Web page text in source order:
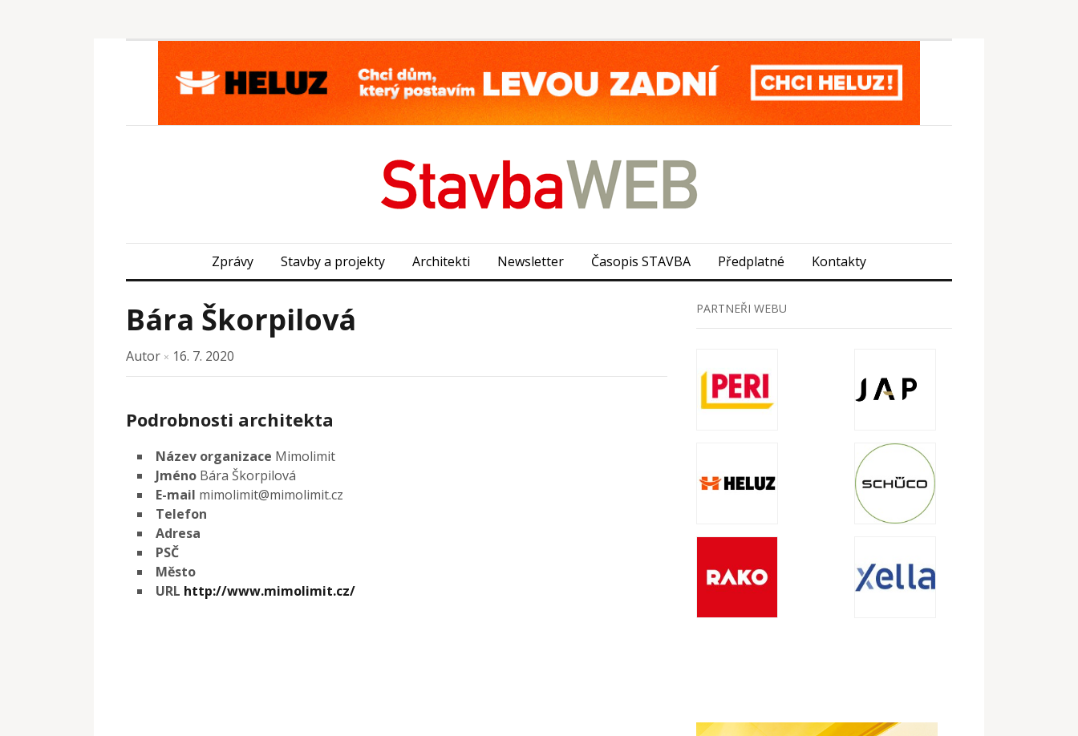
Zprávy Stavby a projekty Architekti Newsletter Časopis STAVBA Předplatné Kontakty
Bára Škorpilová
Autor × 16. 7. 2020
Podrobnosti architekta
Název organizace Mimolimit
Jméno Bára Škorpilová
E-mail mimolimit@mimolimit.cz
Telefon
Adresa
PSČ
Město
URL http://www.mimolimit.cz/
PARTNEŘI WEBU